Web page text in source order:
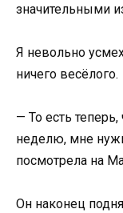
значительными
Я невольно
ничего весёлого.
— То есть
неделю, мне
посмотрела на
Он наконец